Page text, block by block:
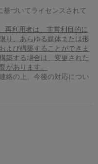
づいてライセンスされて
再利用者は、非営利目的に
り、あらゆる媒体または形
よび構築することができま
築する場合は、変更された
があります。
絡の上、今後の対応につい